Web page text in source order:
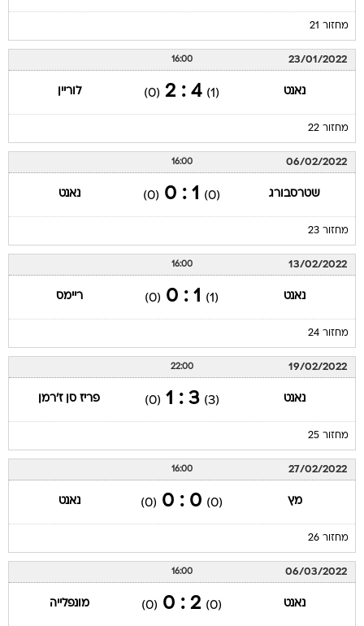
מחזור 21
23/01/2022
16:00
נאנט (1)
4 : 2
(0) לוריין
מחזור 22
06/02/2022
16:00
שטרסבורג (0)
1 : 0
(0) נאנט
מחזור 23
13/02/2022
16:00
נאנט (1)
1 : 0
(0) ריימס
מחזור 24
19/02/2022
22:00
נאנט (3)
3 : 1
(0) פריז סן ז'רמן
מחזור 25
27/02/2022
16:00
מץ (0)
0 : 0
(0) נאנט
מחזור 26
06/03/2022
16:00
נאנט (0)
2 : 0
(0) מונפלייה